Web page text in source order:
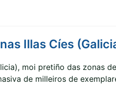
Illas Cíes
moi pretiño das zonas
de milleiros de